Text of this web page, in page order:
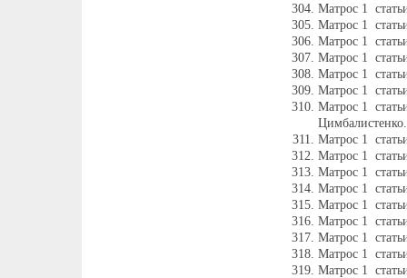
Матрос 1
Матрос 1
Матрос 1
Матрос 1
Матрос 1
Матрос 1
Матрос 1
Цимбалистенко.
Матрос 1
Матрос 1
Матрос 1
Матрос 1
Матрос 1
Матрос 1
Матрос 1
Матрос 1
Матрос 1